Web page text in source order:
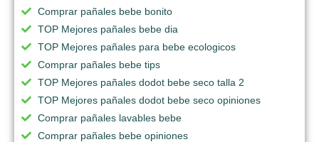
Comprar pañales bebe bonito
TOP Mejores pañales bebe dia
TOP Mejores pañales para bebe ecologicos
Comprar pañales bebe tips
TOP Mejores pañales dodot bebe seco talla 2
TOP Mejores pañales dodot bebe seco opiniones
Comprar pañales lavables bebe
Comprar pañales bebe opiniones